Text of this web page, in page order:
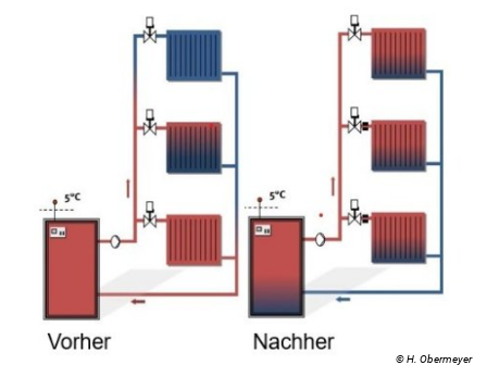
© H. Obermeyer